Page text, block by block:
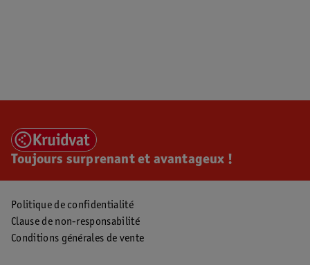
Toujours surprenant et avantageux !
Politique de confidentialité
Clause de non-responsabilité
Conditions générales de vente